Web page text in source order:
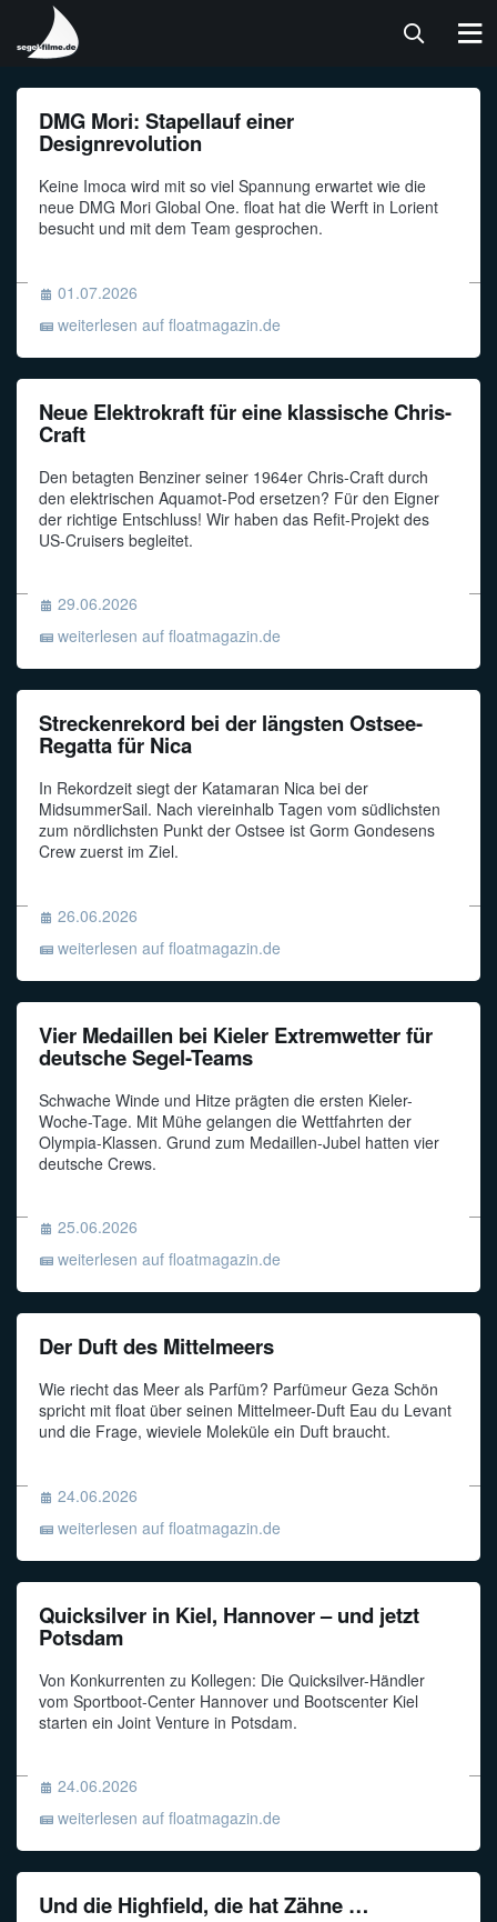
Apps
und
für
Segler
DMG Mori: Stapellauf einer
Designrevolution
Keine Imoca wird mit so viel Spannung erwartet wie die
neue DMG Mori Global One. float hat die Werft in Lorient
besucht und mit dem Team gesprochen.
01.07.2026
weiterlesen auf floatmagazin.de
Neue Elektrokraft für eine klassische Chris-
Craft
Den betagten Benziner seiner 1964er Chris-Craft durch
den elektrischen Aquamot-Pod ersetzen? Für den Eigner
der richtige Entschluss! Wir haben das Refit-Projekt des
US-Cruisers begleitet.
29.06.2026
weiterlesen auf floatmagazin.de
Streckenrekord bei der längsten Ostsee-
Regatta für Nica
In Rekordzeit siegt der Katamaran Nica bei der
MidsummerSail. Nach viereinhalb Tagen vom südlichsten
zum nördlichsten Punkt der Ostsee ist Gorm Gondesens
Crew zuerst im Ziel.
26.06.2026
weiterlesen auf floatmagazin.de
Vier Medaillen bei Kieler Extremwetter für
deutsche Segel-Teams
Schwache Winde und Hitze prägten die ersten Kieler-
Woche-Tage. Mit Mühe gelangen die Wettfahrten der
Olympia-Klassen. Grund zum Medaillen-Jubel hatten vier
deutsche Crews.
25.06.2026
weiterlesen auf floatmagazin.de
Der Duft des Mittelmeers
Wie riecht das Meer als Parfüm? Parfümeur Geza Schön
spricht mit float über seinen Mittelmeer-Duft Eau du Levant
und die Frage, wieviele Moleküle ein Duft braucht.
24.06.2026
weiterlesen auf floatmagazin.de
Quicksilver in Kiel, Hannover – und jetzt
Potsdam
Von Konkurrenten zu Kollegen: Die Quicksilver-Händler
vom Sportboot-Center Hannover und Bootscenter Kiel
starten ein Joint Venture in Potsdam.
24.06.2026
weiterlesen auf floatmagazin.de
Und die Highfield, die hat Zähne …
Alle Filme
Feature
Törnfilme
Meist gesehene Filme
Alle News & Blogs
Blogs
Atanga
Luvgier
Mare Più
News
Float
segel-filme.de
SegelReporter
Skipper-Praxis WebApp
Skipper-Praxis Infos
SBF-Videokurs WebApp
SBF See / Binnen Infos
Funkzeugnis SRC / UBI Infos
Übungsaufgaben SRC
Übungsaufgaben UBI
Funkalphabet
Alle Häfen
Nordsee
Ostsee
MEINS
Anmelden